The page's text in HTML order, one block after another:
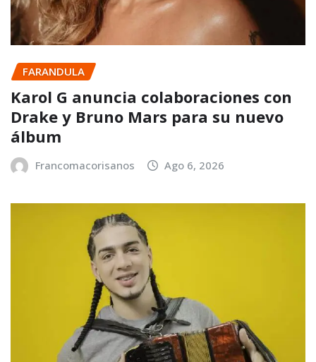
FARANDULA
Karol G anuncia colaboraciones con
Drake y Bruno Mars para su nuevo
álbum
Francomacorisanos Ago 6, 2026